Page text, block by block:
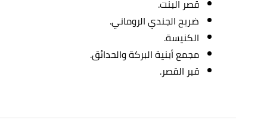
قصر البنت.
ضريح الجندي الروماني.
الكنيسة.
مجمع أبنية البركة والحدائق.
قبر القصر.